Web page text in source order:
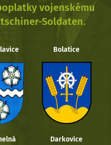
vojenskému
Soldaten.
Bolatice
Darkovice